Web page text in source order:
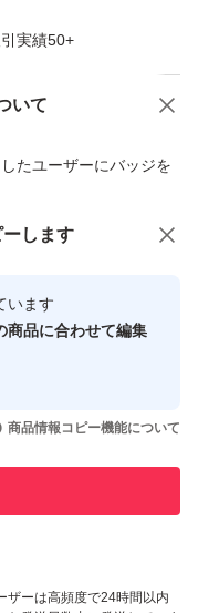
実績50+
いて
たユーザーにバッジを
ザーはYahoo!フリマの取
させた実績があります
実績があります
保証しているものではあり
ザーは高頻度で24時間以内
部機能は利用できません
リ変更依頼は禁止です
します
います
商品に合わせて編集
商品情報コピー機能について